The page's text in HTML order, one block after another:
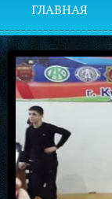
ГЛАВНАЯ